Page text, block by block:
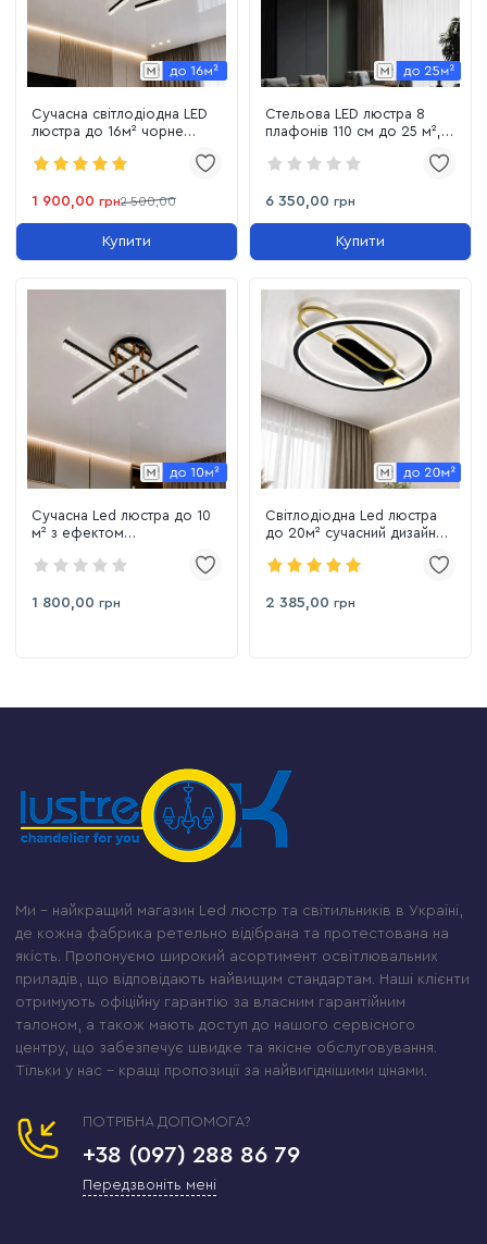
Сучасна світлодіодна LED
люстра до 16м² чорне
1 900,00 грн2 500,00
Купити
Стельова LED люстра 8
плафонів 110 см до 25 м²,
8BK)
6 350,00 грн
Купити
Сучасна Led люстра до 10
м² з ефектом
(SX1012/4BK)
1 800,00 грн
Світлодіодна Led люстра
до 20м² сучасний дизайн
Orbital Gold
2 385,00 грн
Ми – найкращий магазин Led люстр та світильників в Україні,
де кожна фабрика ретельно відібрана та протестована на
якість. Пропонуємо широкий асортимент освітлювальних
приладів, що відповідають найвищим стандартам. Наші клієнти
отримують офіційну гарантію за власним гарантійним
талоном, а також мають доступ до нашого сервісного
центру, що забезпечує швидке та якісне обслуговування.
Тільки у нас – кращі пропозиції за найвигіднішими цінами.
ПОТРІБНА ДОПОМОГА?
+38 (097) 288 86 79
Передзвоніть мені